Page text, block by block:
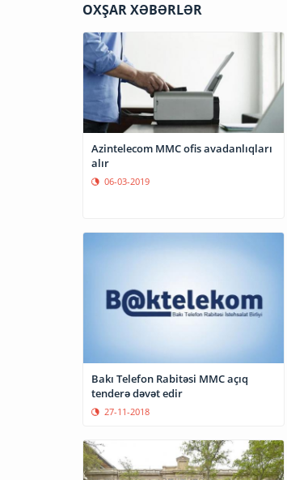
OXŞAR XƏBƏRLƏR
Azintelecom MMC ofis avadanlıqları
alır
06-03-2019
Bakı Telefon Rabitəsi MMC açıq
tenderə dəvət edir
27-11-2018